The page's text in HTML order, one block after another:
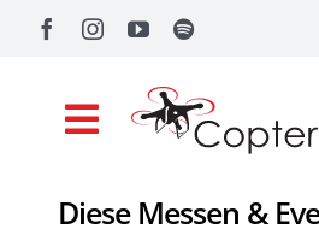
Toggle
Navigation
ShopDiese Messen &